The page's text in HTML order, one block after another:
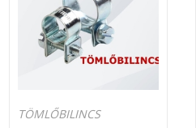
TÖMLŐBILINCS